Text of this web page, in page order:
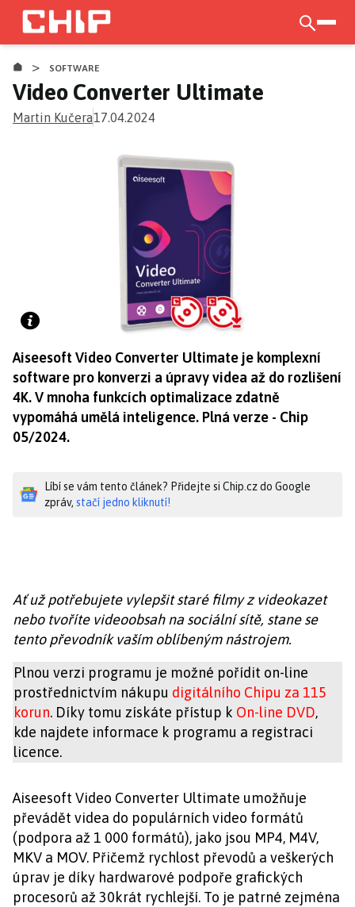
Přejít
hlavnímu
obsahu
> SOFTWARE
Video Converter Ultimate
Martin Kučera17.04.2024
Aiseesoft Video Converter Ultimate je komplexní
software pro konverzi a úpravy videa až do rozlišení
4K. V mnoha funkcích optimalizace zdatně
vypomáhá umělá inteligence. Plná verze - Chip
05/2024.
Líbí se vám tento článek? Přidejte si Chip.cz do Google
zpráv, stačí jedno kliknutí!
Ať už potřebujete vylepšit staré filmy z videokazet
nebo tvoříte videoobsah na sociální sítě, stane se
tento převodník vaším oblíbeným nástrojem.
Plnou verzi programu je možné pořídit on-line
prostřednictvím nákupu digitálního Chipu za 115
korun. Díky tomu získáte přístup k On-line DVD,
kde najdete informace k programu a registraci
licence.
Aiseesoft Video Converter Ultimate umožňuje
převádět videa do populárních video formátů
(podpora až 1 000 formátů), jako jsou MP4, M4V,
MKV a MOV. Přičemž rychlost převodů a veškerých
úprav je díky hardwarové podpoře grafických
procesorů až 30krát rychlejší. To je patrné zejména